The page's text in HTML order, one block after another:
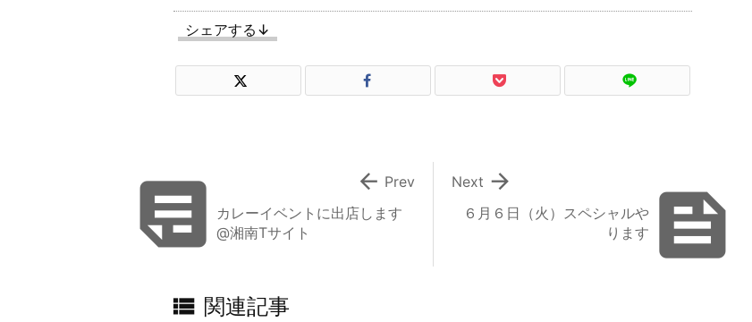
シェアする↓

６月６日（火）スペシャルや
ります

Next
カレーイベントに出店します
@湘南Tサイト
 Prev
 関連記事